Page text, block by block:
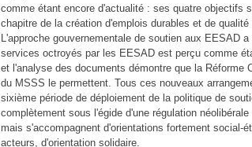
comme étant encore d'actualité : ses quatre objectifs
chapitre de la création d'emplois durables et de
L'approche gouvernementale de soutien aux EESAD
services octroyés par les EESAD est perçu comme
et l'analyse des documents démontre que la Réforme
du MSSS le permettent. Tous ces nouveaux
sixième période de déploiement de la politique de
complètement sous l'égide d'une régulation
mais s'accompagnent d'orientations fortement social-
acteurs, d'orientation solidaire.